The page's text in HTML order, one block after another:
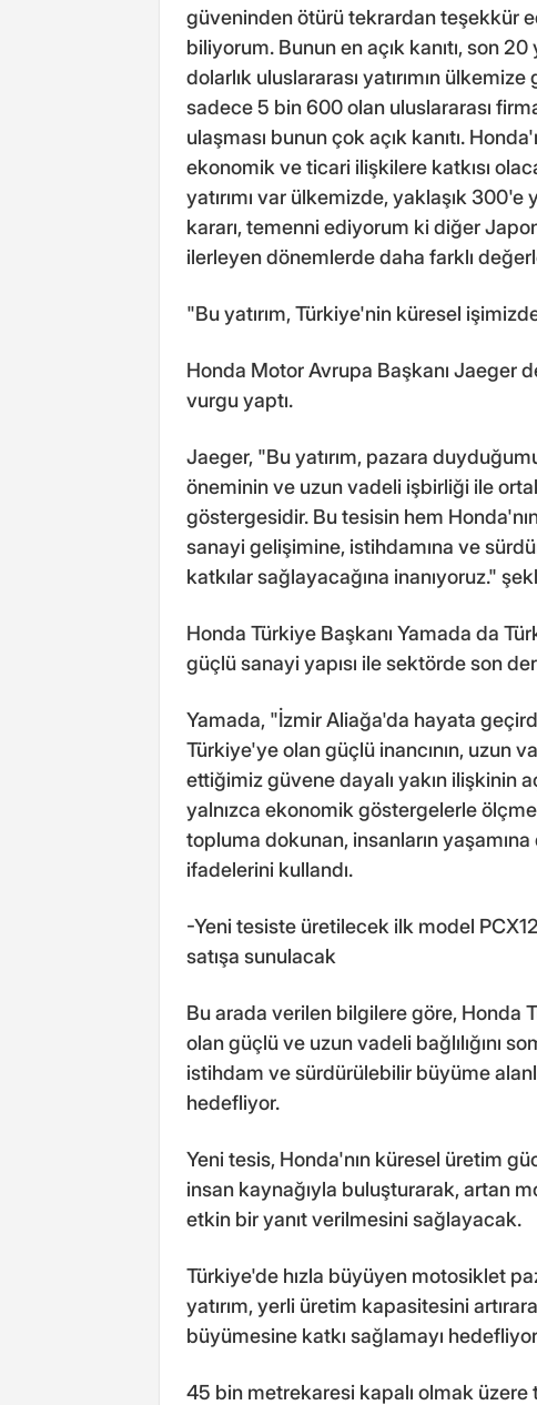
güveninden ötürü tekrardan teşekkür
biliyorum. Bunun en açık kanıtı, son
dolarlık uluslararası yatırımın
sadece 5 bin 600 olan uluslararası
ulaşması bunun çok açık kanıtı.
ekonomik ve ticari ilişkilere katkısı
yatırımı var ülkemizde, yaklaşık
kararı, temenni ediyorum ki diğer
ilerleyen dönemlerde daha farklı
"Bu yatırım, Türkiye'nin küresel
Honda Motor Avrupa Başkanı Jaeger
vurgu yaptı.
Jaeger, "Bu yatırım, pazara
öneminin ve uzun vadeli işbirliği ile
göstergesidir. Bu tesisin hem
sanayi gelişimine, istihdamına ve
katkılar sağlayacağına inanıyoruz."
Honda Türkiye Başkanı Yamada da
güçlü sanayi yapısı ile sektörde son
Yamada, "İzmir Aliağa'da hayata
Türkiye'ye olan güçlü inancının, uzun
ettiğimiz güvene dayalı yakın ilişkinin
yalnızca ekonomik göstergelerle
topluma dokunan, insanların
ifadelerini kullandı.
-Yeni tesiste üretilecek ilk model
satışa sunulacak
Bu arada verilen bilgilere göre, Honda
olan güçlü ve uzun vadeli bağlılığını
istihdam ve sürdürülebilir büyüme
hedefliyor.
Yeni tesis, Honda'nın küresel üretim
insan kaynağıyla buluşturarak, artan
etkin bir yanıt verilmesini sağlayacak.
Türkiye'de hızla büyüyen motosiklet
yatırım, yerli üretim kapasitesini
büyümesine katkı sağlamayı
45 bin metrekaresi kapalı olmak